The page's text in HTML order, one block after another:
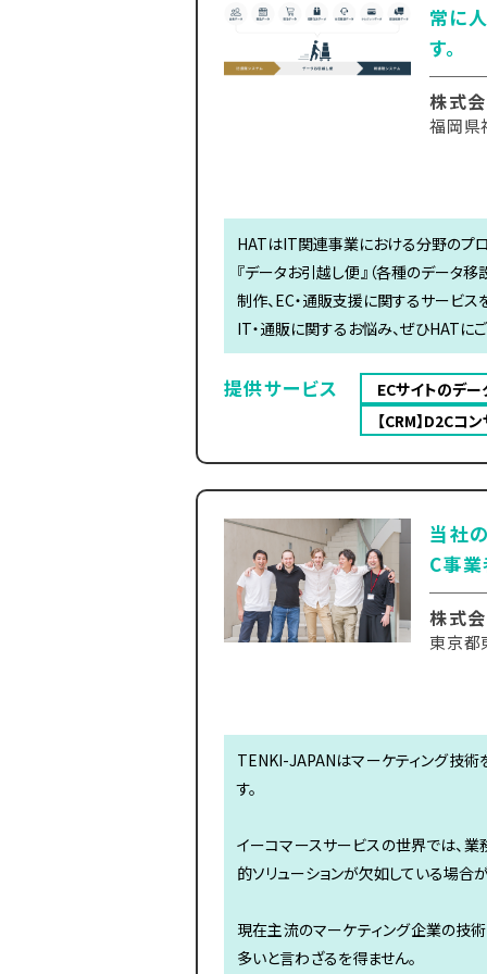
常に
す。
株式
福岡県
HATはIT関連事業における分野のプ
『データお引越し便』（各種のデータ移
制作、EC・通販支援に関するサービス
IT・通販に関するお悩み、ぜひHATに
提供サービス
ECサイトのデ
【CRM】D2Cコ
当社
C事業
株式
東京都
TENKI-JAPANはマーケティング技術
す。
イーコマースサービスの世界では、業
的ソリューションが欠如している場合
現在主流のマーケティング企業の技
多いと言わざるを得ません。